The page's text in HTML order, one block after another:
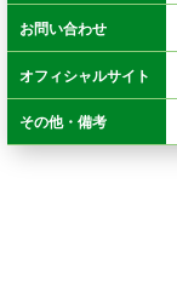
お問い合わせ
オフィシャルサイト
その他・備考